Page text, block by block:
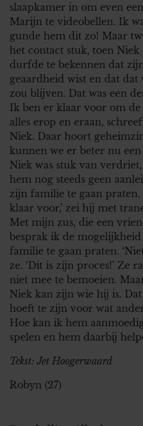
slaapkamer in om even
Marijn te videobellen. Ik
gunde hem dit zo! Maar
het contact stuk, toen
durfde te bekennen dat
geaardheid wist en dat
zou blijven. Dat was een
Ik ben er klaar voor om
alles erop en eraan,
Niek. Daar hoort
kunnen we er beter nu
Niek was stuk van
hem nog steeds geen
zijn familie te gaan praten.
klaar voor,’ zei hij met
Met mijn zus, die een
besprak ik de
familie te gaan praten.
ze. ‘Dit is zíjn proces!’ Ze
niet mee te bemoeien.
Niek kan zijn wie hij is.
hoeft te zijn voor wat
Hoe kan ik hem
spelen en hem daarbij
Tekst: Jet Hoogerwaard
Robyn (27)